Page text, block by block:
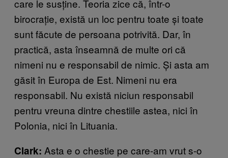
care le susține. Teoria zice că, într-o
birocrație, există un loc pentru toate și toate
sunt făcute de persoana potrivită. Dar, în
practică, asta înseamnă de multe ori că
nimeni nu e responsabil de nimic. Și asta am
găsit în Europa de Est. Nimeni nu era
responsabil. Nu există niciun responsabil
pentru vreuna dintre chestiile astea, nici în
Polonia, nici în Lituania.
Clark: Asta e o chestie pe care-am vrut s-o